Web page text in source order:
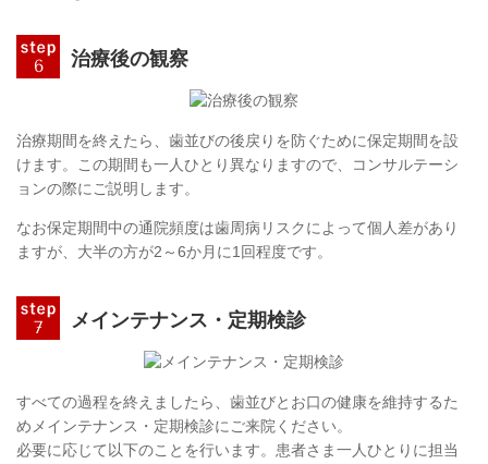
治療後の観察
治療期間を終えたら、歯並びの後戻りを防ぐために保定期間を設
けます。この期間も一人ひとり異なりますので、コンサルテーシ
ョンの際にご説明します。
なお保定期間中の通院頻度は歯周病リスクによって個人差があり
ますが、大半の方が2～6か月に1回程度です。
メインテナンス・定期検診
すべての過程を終えましたら、歯並びとお口の健康を維持するた
めメインテナンス・定期検診にご来院ください。
必要に応じて以下のことを行います。 患者さま一人ひとりに担当